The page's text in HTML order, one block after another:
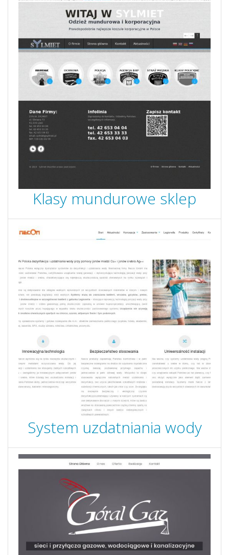
Klasy mundurowe sklep
System uzdatniania wody